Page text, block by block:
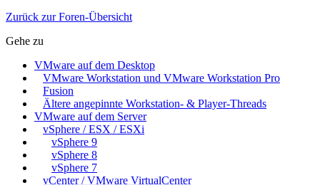
Zurück zur Foren-Übersicht
Gehe zu
VMware auf dem Desktop
VMware Workstation und VMware Workstation Pro
Fusion
Ältere angepinnte Workstation- & Player-Threads
VMware auf dem Server
vSphere / ESX / ESXi
vSphere 9
vSphere 8
vSphere 7
vCenter / VMware VirtualCenter